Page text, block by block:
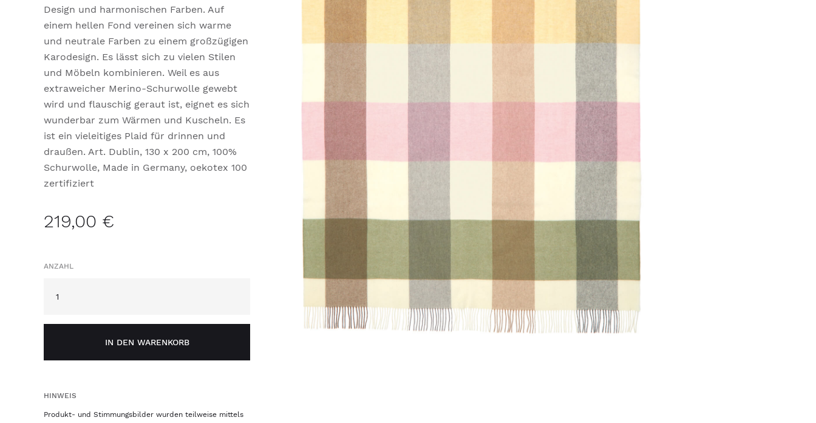
Design und harmonischen Farben. Auf
einem hellen Fond vereinen sich warme
und neutrale Farben zu einem großzügigen
Karodesign. Es lässt sich zu vielen Stilen
und Möbeln kombinieren. Weil es aus
extraweicher Merino-Schurwolle gewebt
wird und flauschig geraut ist, eignet es sich
wunderbar zum Wärmen und Kuscheln. Es
ist ein vieleitiges Plaid für drinnen und
draußen. Art. Dublin, 130 x 200 cm, 100%
Schurwolle, Made in Germany, oekotex 100
zertifiziert
219,00 €
ANZAHL
IN DEN WARENKORB
HINWEIS
Produkt- und Stimmungsbilder wurden teilweise mittels